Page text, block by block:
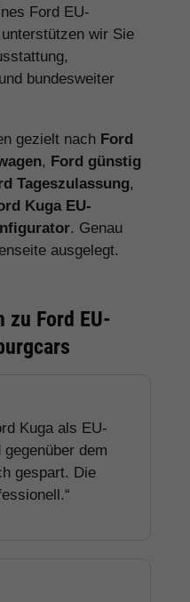
Ford EU-
wir Sie
bundesweiter
gezielt nach Ford
, Ford günstig
Tageszulassung,
Kuga EU-
. Genau
ausgelegt.
zu Ford EU-
Kuga als EU-
dem
gespart. Die